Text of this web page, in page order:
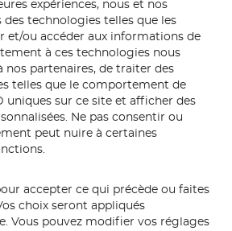
expériences, nous et nos
technologies telles que les
et/ou accéder aux informations de
à ces technologies nous
nos partenaires, de traiter des
telles que le comportement de
uniques sur ce site et afficher des
Ne pas consentir ou
peut nuire à certaines
accepter ce qui précède ou faites
choix seront appliqués
Vous pouvez modifier vos réglages
de
est
dans
5 à 10